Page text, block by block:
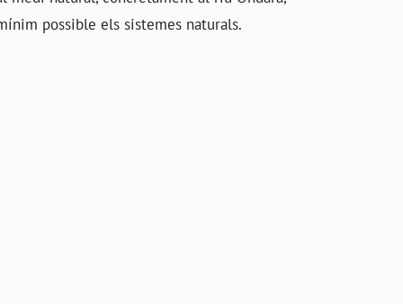
possible els sistemes naturals.